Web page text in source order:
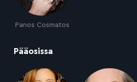
Panos Cosmatos
Pääosissa